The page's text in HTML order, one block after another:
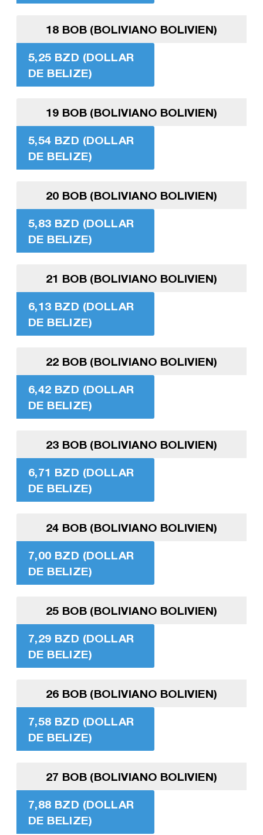
18 BOB (BOLIVIANO BOLIVIEN)
5,25 BZD (DOLLAR
DE BELIZE)
19 BOB (BOLIVIANO BOLIVIEN)
5,54 BZD (DOLLAR
DE BELIZE)
20 BOB (BOLIVIANO BOLIVIEN)
5,83 BZD (DOLLAR
DE BELIZE)
21 BOB (BOLIVIANO BOLIVIEN)
6,13 BZD (DOLLAR
DE BELIZE)
22 BOB (BOLIVIANO BOLIVIEN)
6,42 BZD (DOLLAR
DE BELIZE)
23 BOB (BOLIVIANO BOLIVIEN)
6,71 BZD (DOLLAR
DE BELIZE)
24 BOB (BOLIVIANO BOLIVIEN)
7,00 BZD (DOLLAR
DE BELIZE)
25 BOB (BOLIVIANO BOLIVIEN)
7,29 BZD (DOLLAR
DE BELIZE)
26 BOB (BOLIVIANO BOLIVIEN)
7,58 BZD (DOLLAR
DE BELIZE)
27 BOB (BOLIVIANO BOLIVIEN)
7,88 BZD (DOLLAR
DE BELIZE)